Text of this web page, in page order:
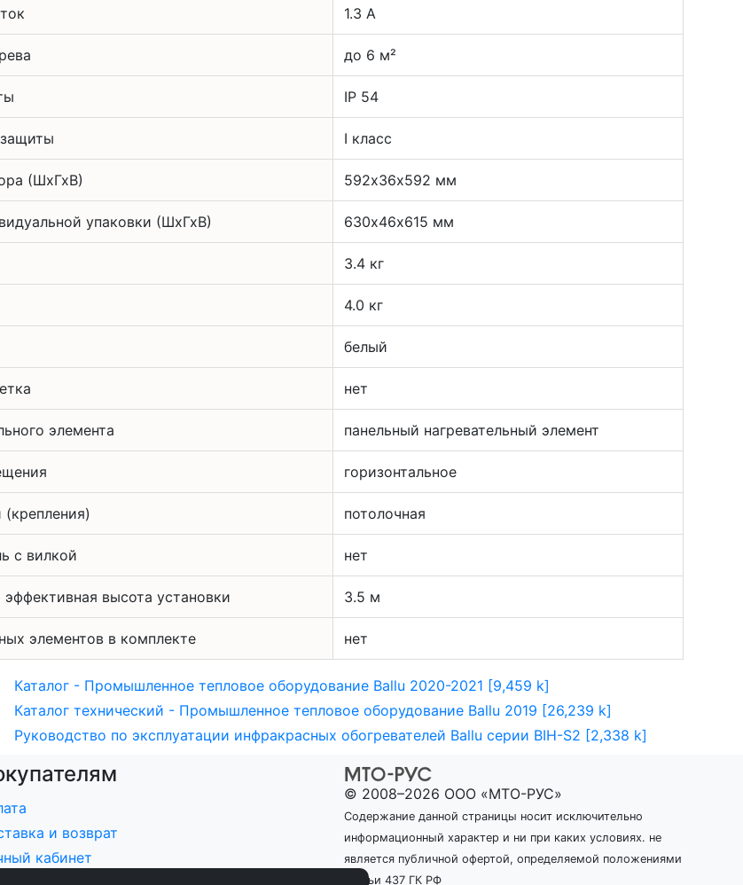
1.3 А
до 6 м²
IP 54
I класс
(ШхГхВ) 592х36х592 мм
упаковки (ШхГхВ) 630х46х615 мм
3.4 кг
4.0 кг
белый
нет
элемента панельный нагревательный элемент
горизонтальное
(крепления) потолочная
с вилкой нет
высота установки 3.5 м
элементов в комплекте нет
Каталог - Промышленное тепловое оборудование Ballu 2020-2021 [9,459 k]
Каталог технический - Промышленное тепловое оборудование Ballu 2019 [26,239 k]
Руководство по эксплуатации инфракрасных обогревателей Ballu серии BIH-S2 [2,338 k]
и возврат
кабинет
© 2008–2026 ООО «МТО-РУС»
Содержание данной страницы носит исключительно
информационный характер и ни при каких условиях. не
является публичной офертой, определяемой положениями
статьи 437 ГК РФ